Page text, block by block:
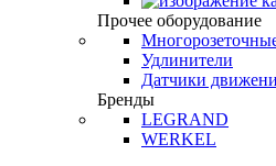
Прочее оборудование
Удлинители
Датчики
Бренды
LEGRAND
WERKEL